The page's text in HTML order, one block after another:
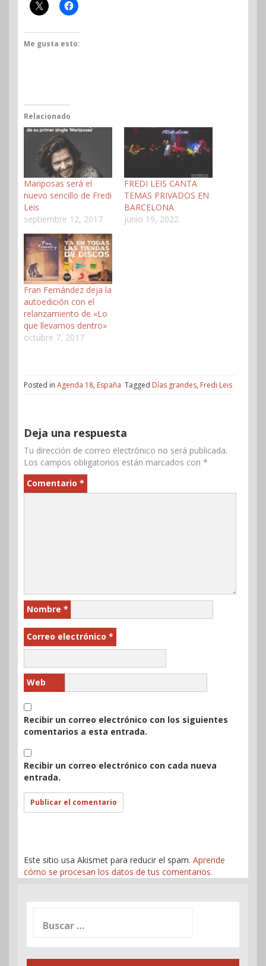
Me gusta esto:
Relacionado
Mariposas será el
nuevo sencillo de Fredi
Leis
septiembre 12, 2017
FREDI LEIS CANTA
TEMAS PRIVADOS EN
BARCELONA
junio 19, 2022
Fran Fernández deja la
autoedición con el
relanzamiento de «Lo
que llevamos dentro»
octubre 7, 2017
Posted in Agenda 18, España Tagged Días grandes, Fredi Leis
Deja una respuesta
Tu dirección de correo electrónico no será publicada.
Los campos obligatorios están marcados con *
Comentario *
Nombre *
Correo electrónico *
Web
Recibir un correo electrónico con los siguientes
comentarios a esta entrada.
Recibir un correo electrónico con cada nueva
entrada.
Este sitio usa Akismet para reducir el spam. Aprende
cómo se procesan los datos de tus comentarios.